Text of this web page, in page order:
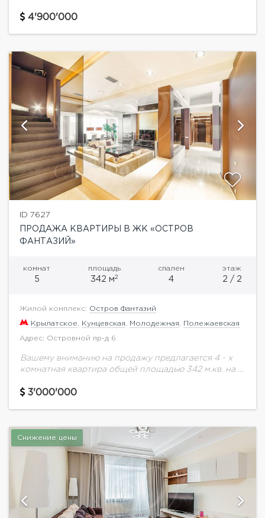
спальня со своим санузлом и гардеробной
4'900'000
ID 7627
ПРОДАЖА КВАРТИРЫ В ЖК «ОСТРОВ
ФАНТАЗИЙ»
комнат
5
площадь
342 м2
спален
4
этаж
2 / 2
Жилой комплекс: Остров Фантазий
Крылатское Кунцевская Молодежная Полежаевская
Адрес: Островной пр-д 6
Вашему вниманию на продажу предлагается 4 - х
комнатная квартира общей площадью 342 м.кв. на 2
комнатами; Кабинет; Игровая комната; Бильярдная...
3'000'000
Снижение цены